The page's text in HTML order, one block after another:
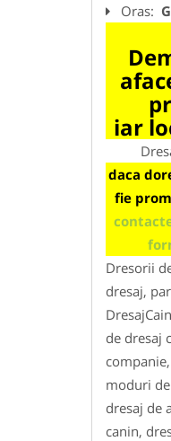
Oras:
iar
daca
fie
Dresorii
dresaj,
de dresaj
moduri
dresaj de
canin,